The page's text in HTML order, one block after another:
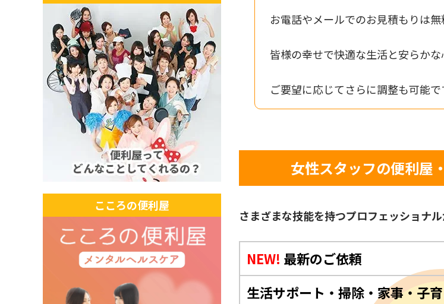
お電話やメールでのお見積もりは無
皆様の幸せで快適な生活と安らか
ご要望に応じてさらに調整も可能
女性スタッフの便利屋
さまざまな技能を持つプロフェッショナル
NEW! 最新のご依頼
生活サポート・掃除・家事・子
こころの便利屋